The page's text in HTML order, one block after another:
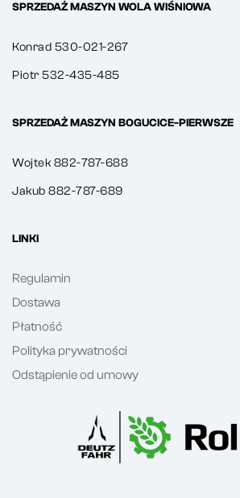
SPRZEDAŻ MASZYN WOLA WIŚNIOWA
Konrad 530-021-267
Piotr 532-435-485
SPRZEDAŻ MASZYN BOGUCICE-PIERWSZE
Wojtek 882-787-688
Jakub 882-787-689
LINKI
Regulamin
Dostawa
Płatność
Polityka prywatności
Odstąpienie od umowy